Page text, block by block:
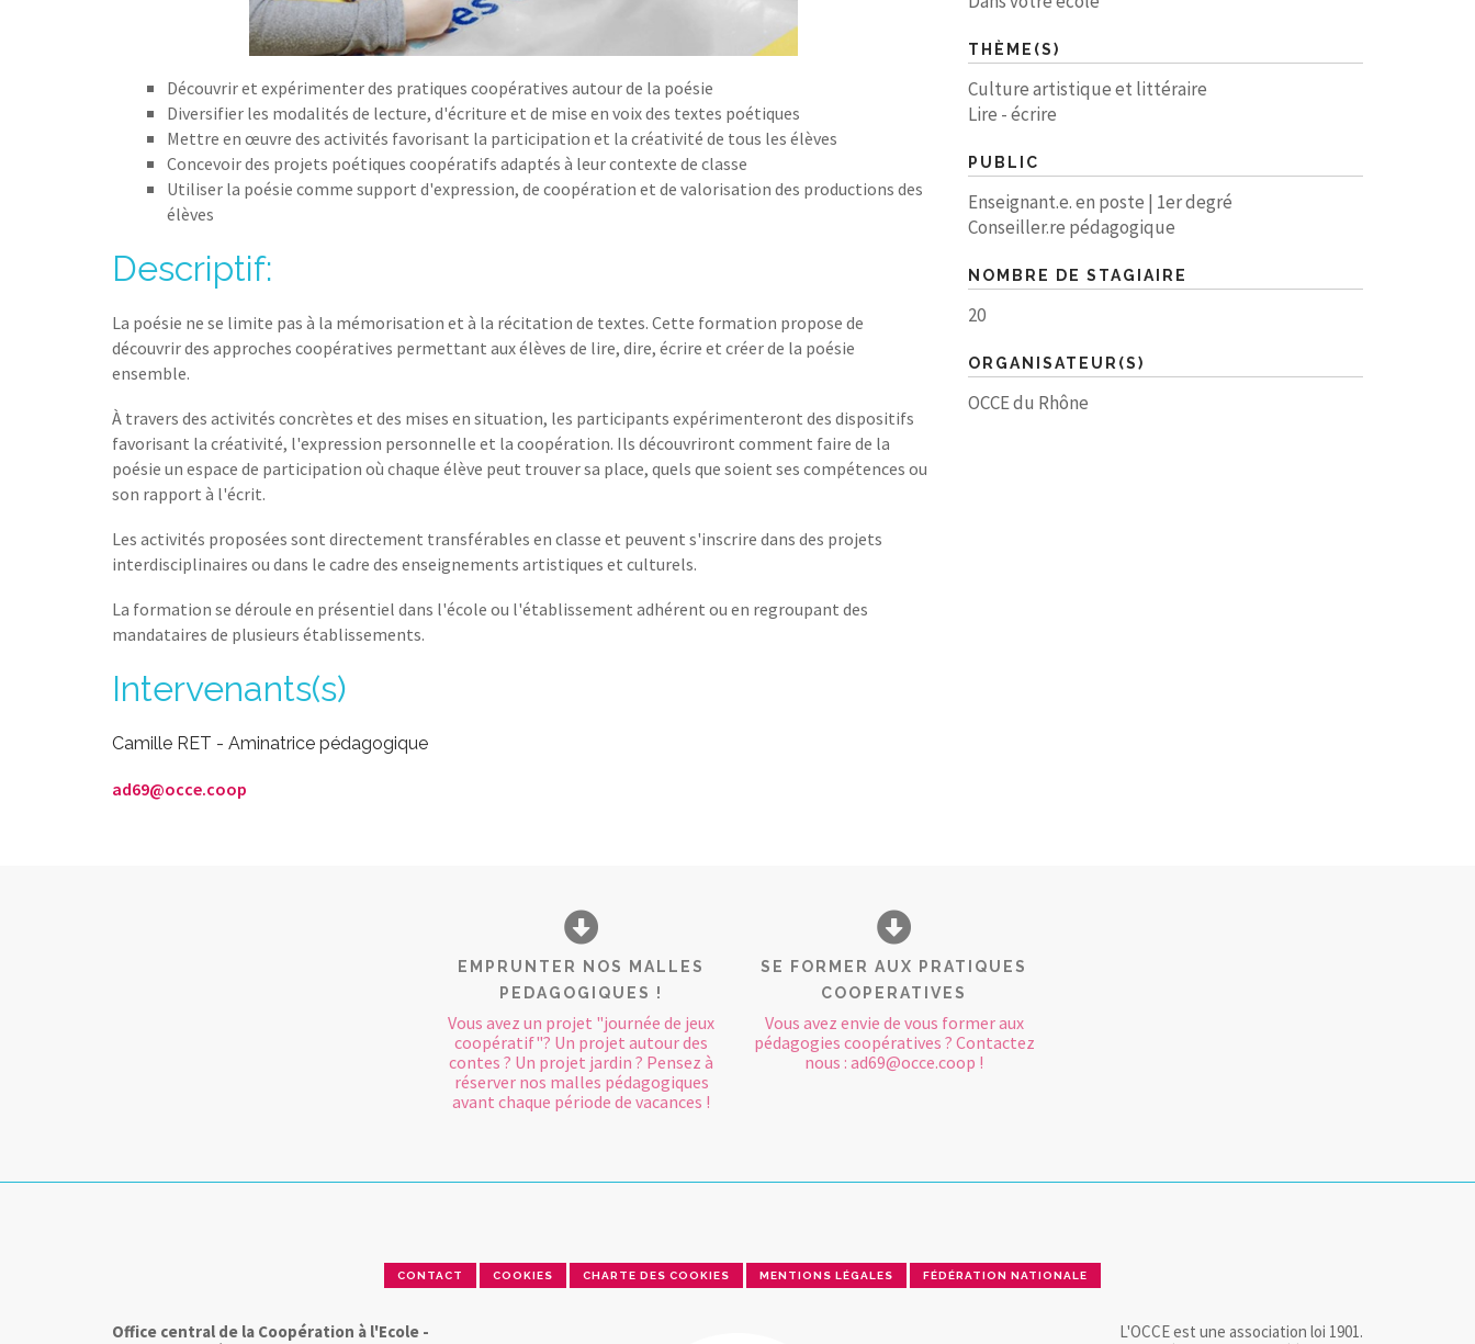
Découvrir et expérimenter des pratiques coopératives autour de la poésie
Diversifier les modalités de lecture, d'écriture et de mise en voix des textes poétiques
Mettre en œuvre des activités favorisant la participation et la créativité de tous les élèves
Concevoir des projets poétiques coopératifs adaptés à leur contexte de classe
Utiliser la poésie comme support d'expression, de coopération et de valorisation des productions des
élèves
Descriptif:
La poésie ne se limite pas à la mémorisation et à la récitation de textes. Cette formation propose de
découvrir des approches coopératives permettant aux élèves de lire, dire, écrire et créer de la poésie
ensemble.
À travers des activités concrètes et des mises en situation, les participants expérimenteront des dispositifs
favorisant la créativité, l'expression personnelle et la coopération. Ils découvriront comment faire de la
poésie un espace de participation où chaque élève peut trouver sa place, quels que soient ses compétences ou
son rapport à l'écrit.
Les activités proposées sont directement transférables en classe et peuvent s'inscrire dans des projets
interdisciplinaires ou dans le cadre des enseignements artistiques et culturels.
La formation se déroule en présentiel dans l'école ou l'établissement adhérent ou en regroupant des
mandataires de plusieurs établissements.
Intervenants(s)
Camille RET - Aminatrice pédagogique
ad69@occe.coop
THÈME(S)
Culture artistique et littéraire
Lire - écrire
PUBLIC
Enseignant.e. en poste | 1er degré
Conseiller.re pédagogique
NOMBRE DE STAGIAIRE
20
ORGANISATEUR(S)
OCCE du Rhône
EMPRUNTER NOS MALLES
PEDAGOGIQUES !
Vous avez un projet "journée de jeux
coopératif"? Un projet autour des
contes ? Un projet jardin ? Pensez à
réserver nos malles pédagogiques
avant chaque période de vacances !
SE FORMER AUX PRATIQUES
COOPERATIVES
Vous avez envie de vous former aux
pédagogies coopératives ? Contactez
nous : ad69@occe.coop !
CONTACT COOKIES CHARTE DES COOKIES MENTIONS LÉGALES FÉDÉRATION NATIONALE
Office central de la Coopération à l'Ecole -
L'OCCE est une association loi 1901.